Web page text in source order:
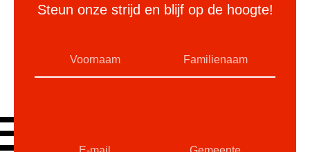
Steun onze strijd en blijf op de hoogte!